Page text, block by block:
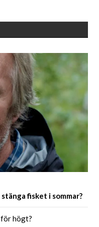
fisket i sommar?
högt?